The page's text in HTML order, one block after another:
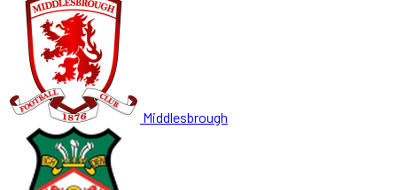
Middlesbrough